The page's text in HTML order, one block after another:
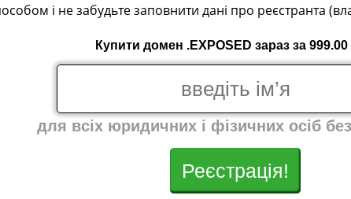
і не забудьте заповнити дані про реєстранта
Купити домен .EXPOSED зараз за 999.00
для всіх юридичних і фізичних осіб
Реєстрація!